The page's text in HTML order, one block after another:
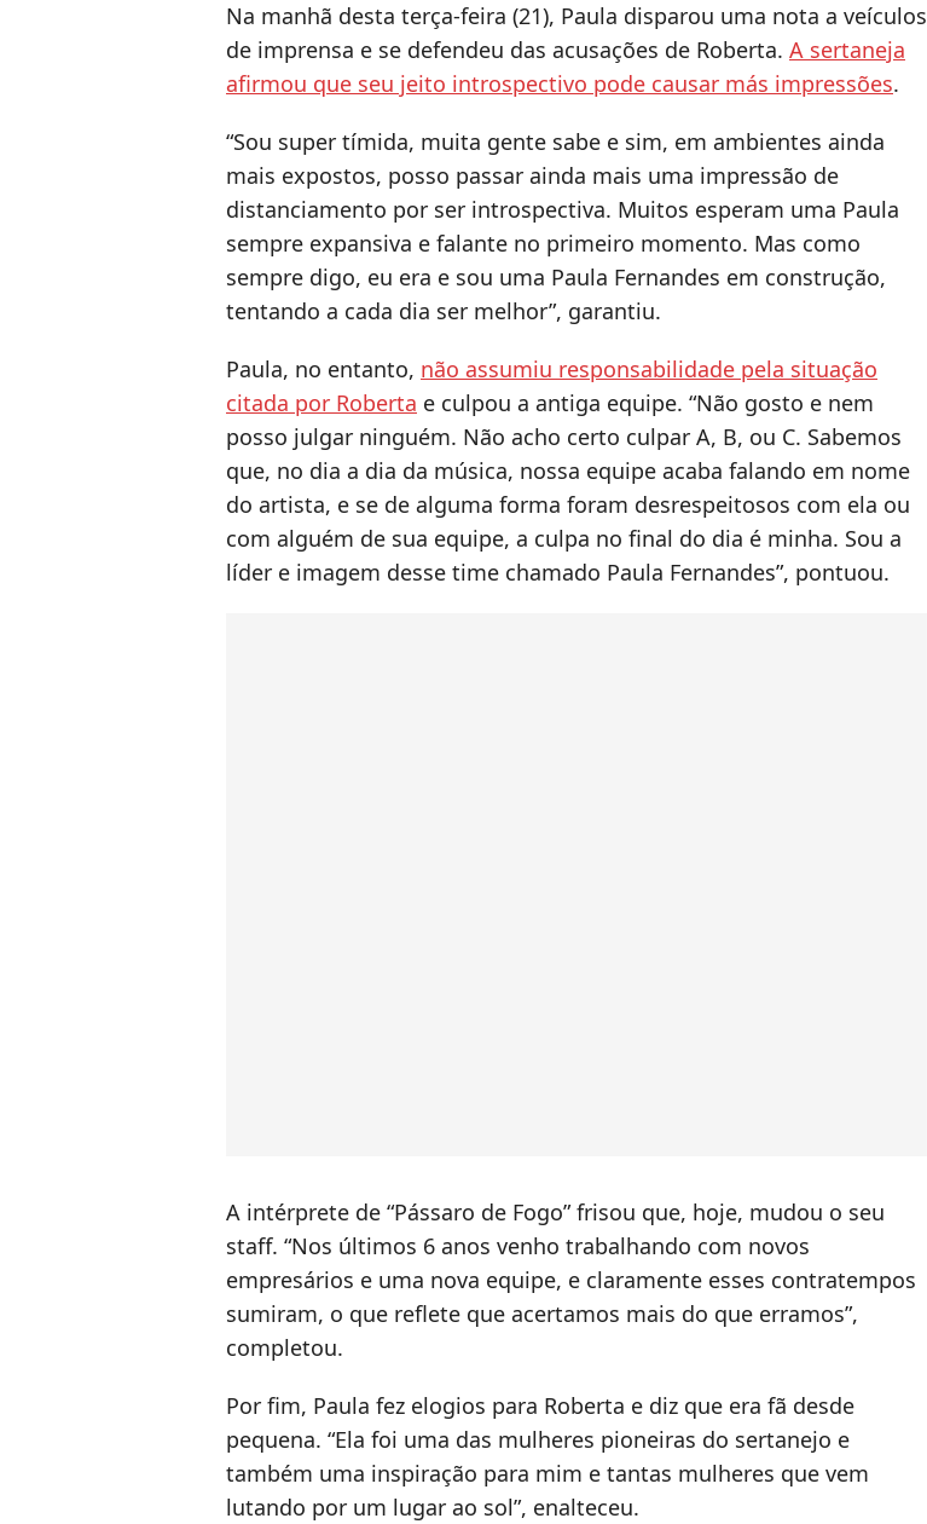
Na manhã desta terça-feira (21), Paula disparou uma nota a veículos
de imprensa e se defendeu das acusações de Roberta. A sertaneja
afirmou que seu jeito introspectivo pode causar más impressões.
“Sou super tímida, muita gente sabe e sim, em ambientes ainda
mais expostos, posso passar ainda mais uma impressão de
distanciamento por ser introspectiva. Muitos esperam uma Paula
sempre expansiva e falante no primeiro momento. Mas como
sempre digo, eu era e sou uma Paula Fernandes em construção,
tentando a cada dia ser melhor”, garantiu.
Paula, no entanto, não assumiu responsabilidade pela situação
citada por Roberta e culpou a antiga equipe. “Não gosto e nem
posso julgar ninguém. Não acho certo culpar A, B, ou C. Sabemos
que, no dia a dia da música, nossa equipe acaba falando em nome
do artista, e se de alguma forma foram desrespeitosos com ela ou
com alguém de sua equipe, a culpa no final do dia é minha. Sou a
líder e imagem desse time chamado Paula Fernandes”, pontuou.
A intérprete de “Pássaro de Fogo” frisou que, hoje, mudou o seu
staff. “Nos últimos 6 anos venho trabalhando com novos
empresários e uma nova equipe, e claramente esses contratempos
sumiram, o que reflete que acertamos mais do que erramos”,
completou.
Por fim, Paula fez elogios para Roberta e diz que era fã desde
pequena. “Ela foi uma das mulheres pioneiras do sertanejo e
também uma inspiração para mim e tantas mulheres que vem
lutando por um lugar ao sol”, enalteceu.